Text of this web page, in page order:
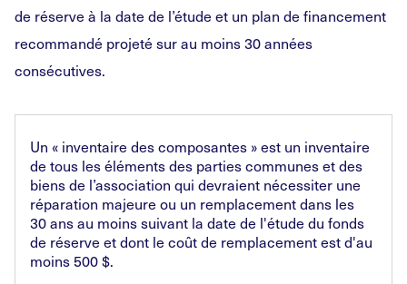
de réserve à la date de l’étude et un plan de financement
recommandé projeté sur au moins 30 années
consécutives.
Un « inventaire des composantes » est un inventaire
de tous les éléments des parties communes et des
biens de l’association qui devraient nécessiter une
réparation majeure ou un remplacement dans les
30ans au moins suivant la date de l'étude du fonds
de réserve et dont le coût de remplacement est d'au
moins 500$.